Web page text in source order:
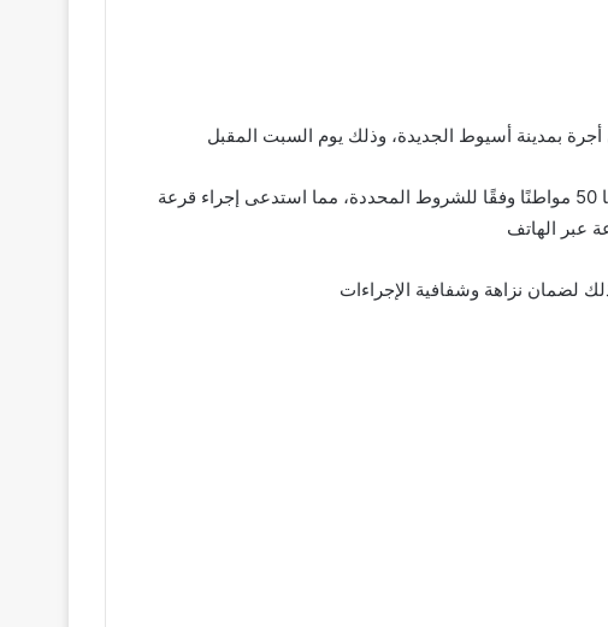
وأوضح المحافظ أن إدارة المواقف، برئاسة يسري سند، كانت قد أعلنت سابقًا عن طرح 15 رخصة، وتقدم للحصول عليها 50 مواطنًا وفقًا للشروط المحددة، مما استدعى إجراء قرعة
لضمان نزاهة وشفافية الإجراءات